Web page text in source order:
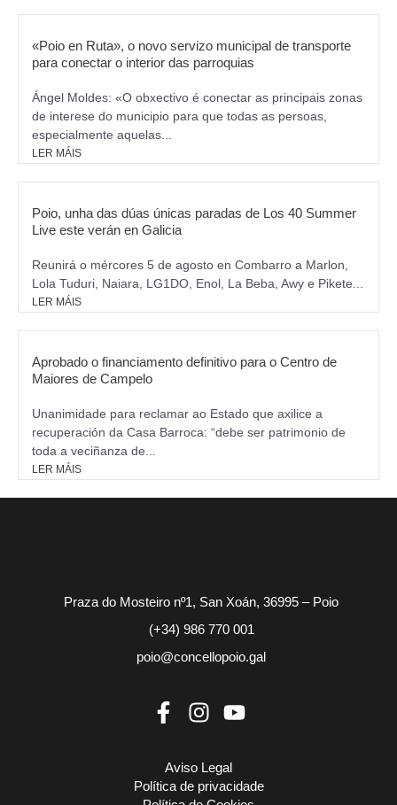
«Poio en Ruta», o novo servizo municipal de transporte
para conectar o interior das parroquias
Ángel Moldes: «O obxectivo é conectar as principais zonas
de interese do municipio para que todas as persoas,
especialmente aquelas...
LER MÁIS
Poio, unha das dúas únicas paradas de Los 40 Summer
Live este verán en Galicia
Reunirá o mércores 5 de agosto en Combarro a Marlon,
Lola Tuduri, Naiara, LG1DO, Enol, La Beba, Awy e Pikete...
LER MÁIS
Aprobado o financiamento definitivo para o Centro de
Maiores de Campelo
Unanimidade para reclamar ao Estado que axilice a
recuperación da Casa Barroca: “debe ser patrimonio de
toda a veciñanza de...
LER MÁIS
Praza do Mosteiro nº1, San Xoán, 36995 – Poio
(+34) 986 770 001
poio@concellopoio.gal
Aviso Legal
Política de privacidade